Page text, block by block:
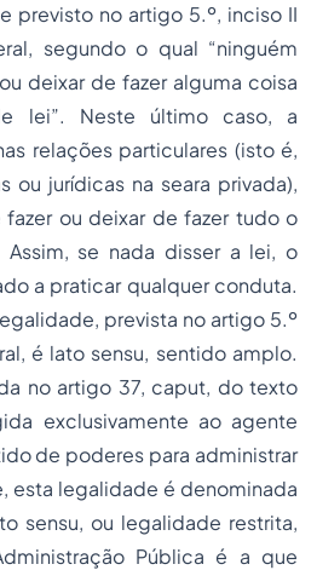
previsto no artigo 5.º, inciso II
segundo o qual “ninguém
deixar de fazer alguma coisa
lei”. Neste último caso, a
relações particulares (isto é,
ou jurídicas na seara privada),
ou deixar de fazer tudo o
se nada disser a lei, o
a praticar qualquer conduta.
prevista no artigo 5.º
é lato sensu, sentido amplo.
no artigo 37, caput, do texto
exclusivamente ao agente
de poderes para administrar
esta legalidade é denominada
sensu, ou legalidade restrita,
Pública é a que